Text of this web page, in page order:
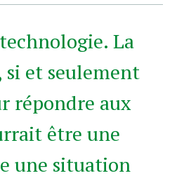
La
et seulement
répondre aux
être une
une situation